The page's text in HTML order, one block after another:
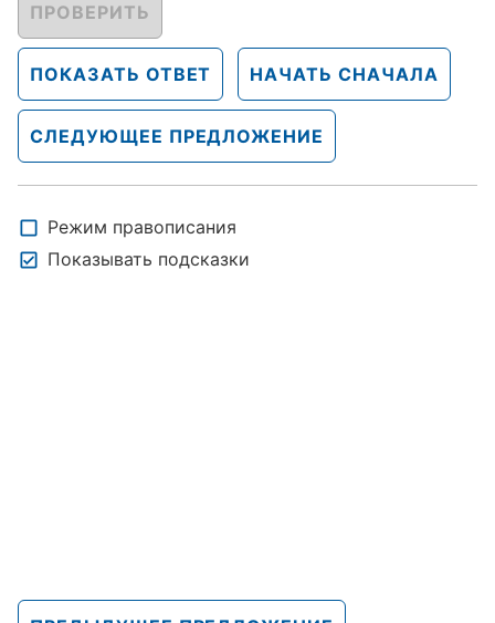
ПРОВЕРИТЬ
ПОКАЗАТЬ ОТВЕТ НАЧАТЬ СНАЧАЛА
СЛЕДУЮЩЕЕ ПРЕДЛОЖЕНИЕ
Режим правописания
Показывать подсказки